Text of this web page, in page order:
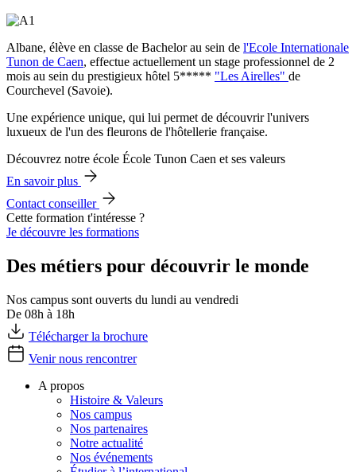
Albane, élève en classe de Bachelor au sein de l'Ecole Internationale
Tunon de Caen, effectue actuellement un stage professionnel de 2
mois au sein du prestigieux hôtel 5***** "Les Airelles" de
Courchevel (Savoie).
Une expérience unique, qui lui permet de découvrir l'univers
luxueux de l'un des fleurons de l'hôtellerie française.
Découvrez notre école École Tunon Caen et ses valeurs
En savoir plus
Contact conseiller
Cette formation t'intéresse ?
Je découvre les formations
Des métiers pour découvrir le monde
Nos campus sont ouverts du lundi au vendredi
De 08h à 18h
Télécharger la brochure
Venir nous rencontrer
A propos
Histoire & Valeurs
Nos campus
Nos partenaires
Notre actualité
Nos événements